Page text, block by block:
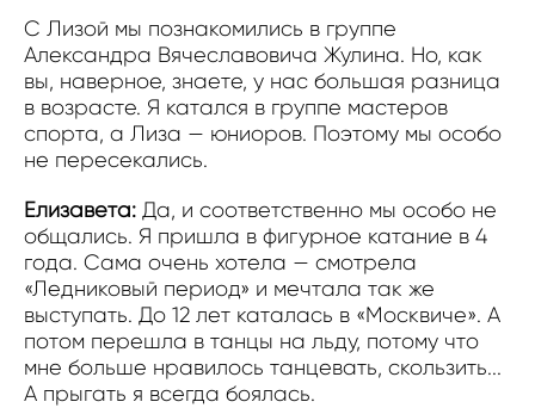
С Лизой мы познакомились в группе
Александра Вячеславовича Жулина. Но, как
вы, наверное, знаете, у нас большая разница
в возрасте. Я катался в группе мастеров
спорта, а Лиза — юниоров. Поэтому мы особо
не пересекались.
Елизавета: Да, и соответственно мы особо не
общались. Я пришла в фигурное катание в 4
года. Сама очень хотела — смотрела
«Ледниковый период» и мечтала так же
выступать. До 12 лет каталась в «Москвиче». А
потом перешла в танцы на льду, потому что
мне больше нравилось танцевать, скользить...
А прыгать я всегда боялась.